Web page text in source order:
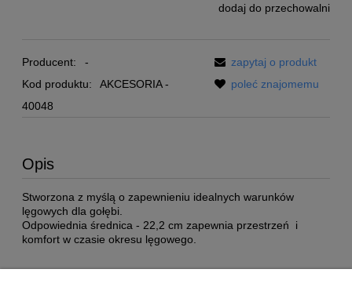
dodaj do przechowalni
Producent:
-
Kod produktu:
AKCESORIA -
40048
zapytaj o produkt
poleć znajomemu
Opis
Stworzona z myślą o zapewnieniu idealnych warunków
lęgowych dla gołębi.
Odpowiednia średnica - 22,2 cm zapewnia przestrzeń i
komfort w czasie okresu lęgowego.